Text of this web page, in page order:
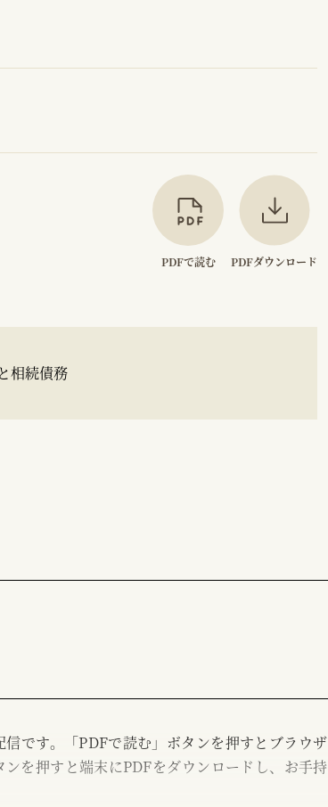
PDFで読む PDFダウンロード
相続債務
です。「PDFで読む」ボタンを押すとブラウ
を押すと端末にPDFをダウンロードし、お手